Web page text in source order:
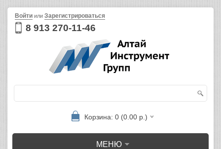
8 913 270-11-46
Войти или Зарегистрироваться
Корзина: 0 (0.00 р.)
МЕНЮ